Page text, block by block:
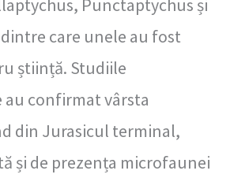
Punctaptychus și
care unele au fost
știință. Studiile
confirmat vârsta
din Jurasicul terminal,
și de prezența microfaunei